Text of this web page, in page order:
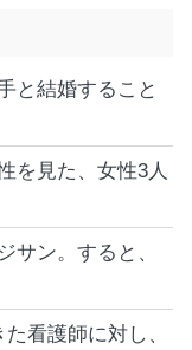
と結婚すること
を見た、女性3人
サン。すると、
看護師に対し、